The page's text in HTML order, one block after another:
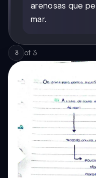
arenosas que
mar.
3 of 3